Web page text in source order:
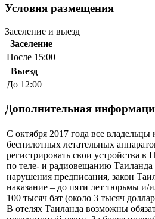
Условия размещения
Заселение и выезд
Заселение
После 15:00
Выезд
До 12:00
Дополнительная
С октября 2017 года все владельцы
беспилотных летательных
регистрировать свои устройства в
по теле- и радиовещанию
нарушения предписания, закон
наказание – до пяти лет тюрьмы и/
100 тысяч бат (около 3 тысяч
В отелях Таиланда возможны